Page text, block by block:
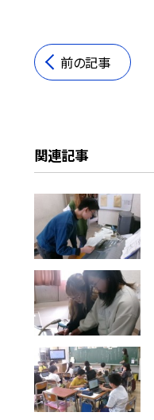
前の記事
関連記事